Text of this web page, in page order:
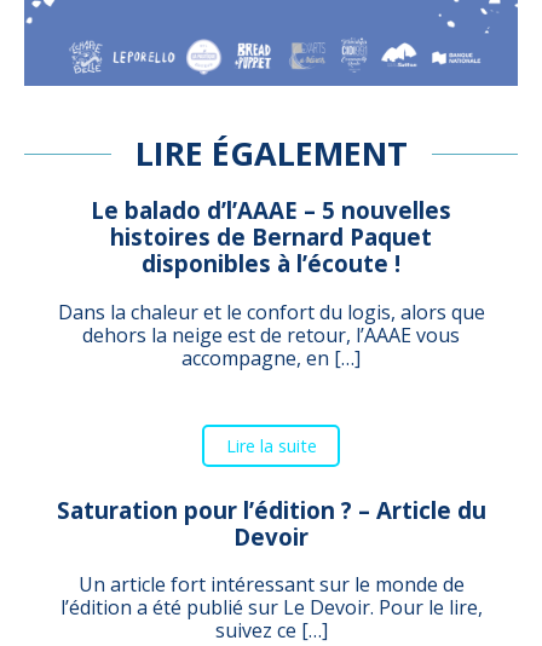
LIRE ÉGALEMENT
Le balado d’l’AAAE – 5 nouvelles
histoires de Bernard Paquet
disponibles à l’écoute !
Dans la chaleur et le confort du logis, alors que
dehors la neige est de retour, l’AAAE vous
accompagne, en […]
Lire la suite
Saturation pour l’édition ? – Article du
Devoir
Un article fort intéressant sur le monde de
l’édition a été publié sur Le Devoir. Pour le lire,
suivez ce […]